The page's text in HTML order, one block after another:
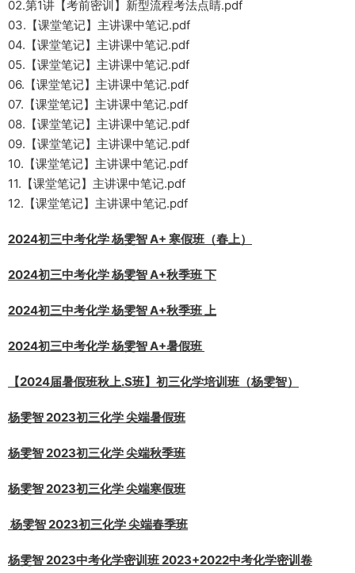
02.第1讲【考前密训】新型流程考法点睛.pdf
03.【课堂笔记】主讲课中笔记.pdf
04.【课堂笔记】主讲课中笔记.pdf
05.【课堂笔记】主讲课中笔记.pdf
06.【课堂笔记】主讲课中笔记.pdf
07.【课堂笔记】主讲课中笔记.pdf
08.【课堂笔记】主讲课中笔记.pdf
09.【课堂笔记】主讲课中笔记.pdf
10.【课堂笔记】主讲课中笔记.pdf
11.【课堂笔记】主讲课中笔记.pdf
12.【课堂笔记】主讲课中笔记.pdf
2024初三中考化学 杨雯智 A+ 寒假班（春上）
2024初三中考化学 杨雯智 A+秋季班 下
2024初三中考化学 杨雯智 A+秋季班 上
2024初三中考化学 杨雯智 A+暑假班
【2024届暑假班秋上.S班】初三化学培训班（杨雯智）
杨雯智 2023初三化学 尖端暑假班
杨雯智 2023初三化学 尖端秋季班
杨雯智 2023初三化学 尖端寒假班
杨雯智 2023初三化学 尖端春季班
杨雯智 2023中考化学密训班 2023+2022中考化学密训卷